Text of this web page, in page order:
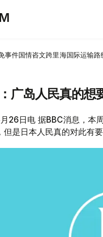
事件国情咨文跨里海国际运输路
广岛人民真的想
26日电 据BBC消息，本
是日本人民真的对此有